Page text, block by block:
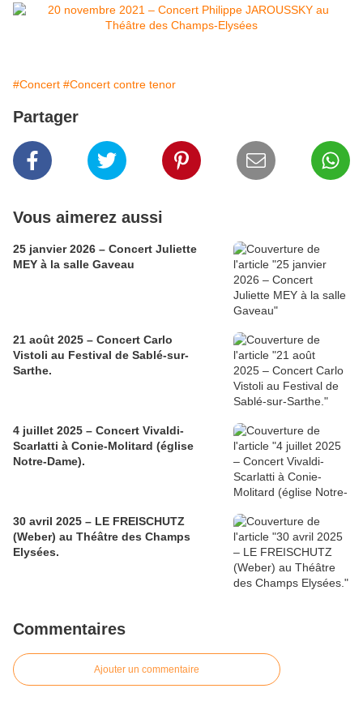
#Concert #Concert contre tenor
Partager
Vous aimerez aussi
25 janvier 2026 – Concert Juliette
MEY à la salle Gaveau
21 août 2025 – Concert Carlo
Vistoli au Festival de Sablé-sur-
Sarthe.
4 juillet 2025 – Concert Vivaldi-
Scarlatti à Conie-Molitard (église
Notre-Dame).
30 avril 2025 – LE FREISCHUTZ
(Weber) au Théâtre des Champs
Elysées.
Commentaires
Ajouter un commentaire